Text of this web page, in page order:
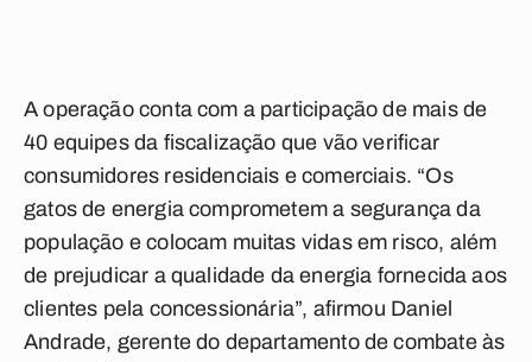
A operação conta com a participação de mais de
40 equipes da fiscalização que vão verificar
consumidores residenciais e comerciais. “Os
gatos de energia comprometem a segurança da
população e colocam muitas vidas em risco, além
de prejudicar a qualidade da energia fornecida aos
clientes pela concessionária”, afirmou Daniel
Andrade, gerente do departamento de combate às